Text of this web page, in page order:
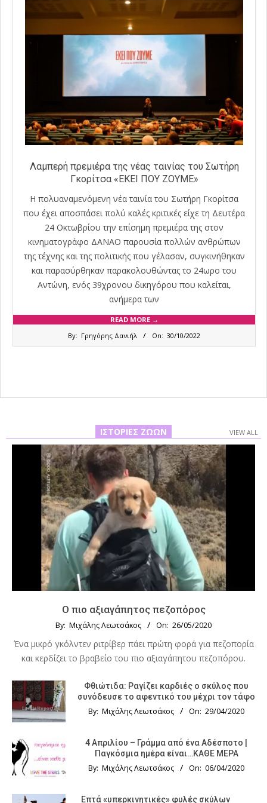
Λαμπερή πρεμιέρα της νέας ταινίας του Σωτήρη
Γκορίτσα «ΕΚΕΙ ΠΟΥ ΖΟΥΜΕ»
Η πολυαναμενόμενη νέα ταινία του Σωτήρη Γκορίτσα
που έχει αποσπάσει πολύ καλές κριτικές είχε τη Δευτέρα
24 Οκτωβρίου την επίσημη πρεμιέρα της στον
κινηματογράφο ΔΑΝΑΟ παρουσία πολλών ανθρώπων
της τέχνης και της πολιτικής που γέλασαν, συγκινήθηκαν
και παρασύρθηκαν παρακολουθώντας το 24ωρο του
Αντώνη, ενός 39χρονου δικηγόρου που καλείται,
ανήμερα των
READ MORE →
By: Γρηγόρης Δανιήλ On: 30/10/2022
ΙΣΤΟΡΊΕΣ ΖΏΩΝ VIEW ALL
Ο πιο αξιαγάπητος πεζοπόρος
By: Μιχάλης Λεωτσάκος On: 26/05/2020
Ένα μικρό γκόλντεν ριτρίβερ πάει πρώτη φορά για πεζοπορία
και κερδίζει το βραβείο του πιο αξιαγάπητου πεζοπόρου.
Φθιώτιδα: Ραγίζει καρδιές ο σκύλος που
συνόδευσε το αφεντικό του μέχρι τον τάφο
By: Μιχάλης Λεωτσάκος On: 29/04/2020
4 Απριλίου – Γράμμα από ένα Αδέσποτο |
Παγκόσμια ημέρα είναι…ΚΑΘΕ ΜΕΡΑ
By: Μιχάλης Λεωτσάκος On: 06/04/2020
Επτά «υπερκινητικές» φυλές σκύλων